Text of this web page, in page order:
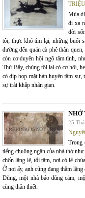
Mùa
đi xa
đời
tôi, thực khó tìm lại, những buổi
đường đến quán cà phê thân
còn cơ duyên hội ngộ tâm tình,
Thứ Bẩy, chúng tôi lại có cơ hội,
có dịp họp mặt hàn huyên tâm sự,
sự trải khắp nhân gian.
NHỚ
25
Trong
tiếng chuông ngân của nhà thờ
chốn lặng lẽ, tối tăm, nơi có lẽ
Ở nơi ấy, anh cũng đang thầm
Dũng, một nhà báo dũng cảm,
cùng thân thiết.